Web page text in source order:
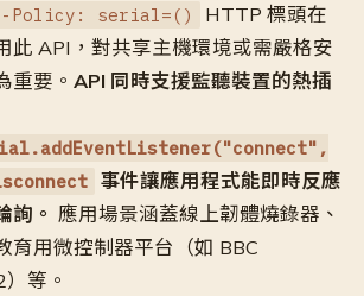
Policy: serial=()
HTTP 標頭在
此 API，對共享主機環境或需嚴格安
重要。 API 同時支援監聽裝置的熱插
事件讓應用程式能即時反應
詢。 應用場景涵蓋線上韌體燒錄器、
育用微控制器平台（如 BBC
等。